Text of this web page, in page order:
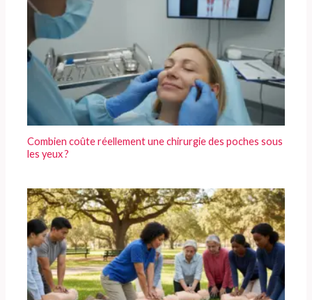
Combien coûte réellement une chirurgie des poches sous
les yeux ?